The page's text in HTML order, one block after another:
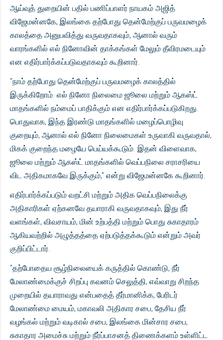
ஆய்வுத் துறையின் பதில் பணிப்பாளர் நாயகம் அஜித்
விஜேமன்னகே, இலங்கை தற்போது தென்மேற்குப் பருவமழைக்
காலத்தை அனுபவித்து வருவதாகவும், ஆனால் வரும்
வாரங்களில் எல் நினோவின் தாக்கங்கள் மேலும் தீவிரமடையும்
என எதிர்பார்க்கப்படுவதாகவும் கூறினார்.
"நாம் தற்போது தென்மேற்குப் பருவமழைக் காலத்தில்
இருக்கிறோம். எல் நினோ நிலைமை ஜூலை மற்றும் ஆகஸ்ட்
மாதங்களில் நம்மைப் பாதிக்கும் என எதிர்பார்க்கப்படுகிறது.
பொதுவாக, இந்த இரண்டு மாதங்களில் மழைப்பொழிவு
குறையும், ஆனால் எல் நினோ நிலைமைகள் உருவாகி வருவதால்,
மிகக் குறைந்த மழையே பெய்யக்கூடும். இதன் விளைவாக,
ஜூலை மற்றும் ஆகஸ்ட் மாதங்களில் வெப்பநிலை சராசரியை
விட அதிகமாகவே இருக்கும்," என்று விஜேமன்னகே கூறினார்.
எதிர்பார்க்கப்படும் வறட்சி மற்றும் அதிக வெப்பநிலைக்கு
அதிகாரிகள் ஏற்கனவே தயாராகி வருவதாகவும், இது நீர்
வளங்கள், விவசாயம், மின் உற்பத்தி மற்றும் பொது சுகாதாரம்
ஆகியவற்றில் அழுத்தத்தை ஏற்படுத்தக்கூடும் என்றும் அவர்
குறிப்பிட்டார்.
"தற்போதைய சூழ்நிலையைக் கருத்தில் கொண்டு, நீர்
மேலாண்மைக்குச் சிறப்பு கவனம் செலுத்தி, எவ்வாறு சிறந்த
முறையில் தயாராவது என்பதைத் தீர்மானிக்க, பேரிடர்
மேலாண்மை மையம், மகாவலி அதிகார சபை, தேசிய நீர்
வழங்கல் மற்றும் வடிகால் சபை, இலங்கை மின்சார சபை,
சுகாதார அமைச்சு மற்றும் நீர்ப்பாசனத் திணைக்களம் உள்ளிட்ட